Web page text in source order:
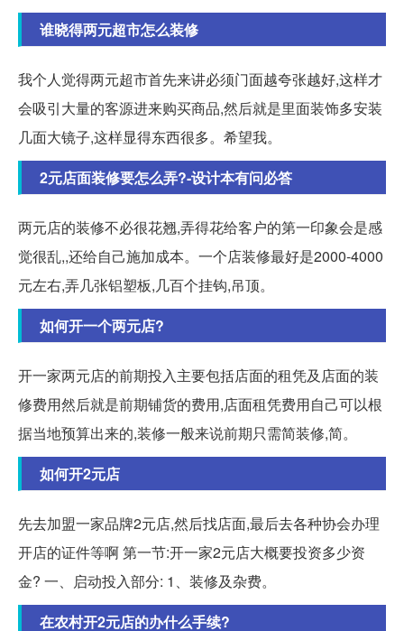
谁晓得两元超市怎么装修
我个人觉得两元超市首先来讲必须门面越夸张越好,这样才
会吸引大量的客源进来购买商品,然后就是里面装饰多安装
几面大镜子,这样显得东西很多。希望我。
2元店面装修要怎么弄?-设计本有问必答
两元店的装修不必很花翘,弄得花给客户的第一印象会是感
觉很乱,,还给自己施加成本。一个店装修最好是2000-4000
元左右,弄几张铝塑板,几百个挂钩,吊顶。
如何开一个两元店?
开一家两元店的前期投入主要包括店面的租凭及店面的装
修费用然后就是前期铺货的费用,店面租凭费用自己可以根
据当地预算出来的,装修一般来说前期只需简装修,简。
如何开2元店
先去加盟一家品牌2元店,然后找店面,最后去各种协会办理
开店的证件等啊 第一节:开一家2元店大概要投资多少资
金? 一、启动投入部分: 1、装修及杂费。
在农村开2元店的办什么手续?